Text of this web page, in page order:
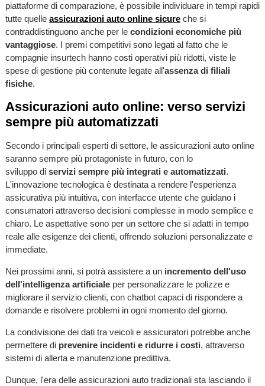
piattaforme di comparazione, è possibile individuare in tempi rapidi
tutte quelle assicurazioni auto online sicureche si
contraddistinguono anche per le condizioni economiche più
vantaggiose. I premi competitivi sono legati al fatto che le
compagnie insurtech hanno costi operativi più ridotti, viste le
spese di gestione più contenute legate all'assenza di filiali
fisiche.
Assicurazioni auto online: verso servizi
sempre più automatizzati
Secondo i principali esperti di settore, le assicurazioni auto online
saranno sempre più protagoniste in futuro, con lo
sviluppo di servizi sempre più integrati e automatizzati.
L'innovazione tecnologica è destinata a rendere l'esperienza
assicurativa più intuitiva, con interfacce utente che guidano i
consumatori attraverso decisioni complesse in modo semplice e
chiaro. Le aspettative sono per un settore che si adatti in tempo
reale alle esigenze dei clienti, offrendo soluzioni personalizzate e
immediate.
Nei prossimi anni, si potrà assistere a un incremento dell'uso
dell'intelligenza artificialeper personalizzare le polizze e
migliorare il servizio clienti, con chatbot capaci di rispondere a
domande e risolvere problemi in ogni momento del giorno.
La condivisione dei dati tra veicoli e assicuratori potrebbe anche
permettere di prevenire incidenti e ridurre i costi, attraverso
sistemi di allerta e manutenzione predittiva.
Dunque, l'era delle assicurazioni auto tradizionali sta lasciando il